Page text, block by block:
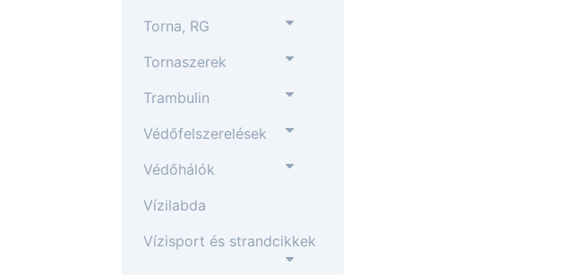
Torna, RG
Tornaszerek
Trambulin
Védőfelszerelések
Védőhálók
Vízilabda
Vízisport és strandcikkek